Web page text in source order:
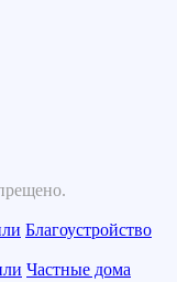
Благоустройство
Частные дома